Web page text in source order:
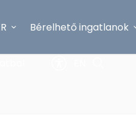
Bérelhető ingatlanok